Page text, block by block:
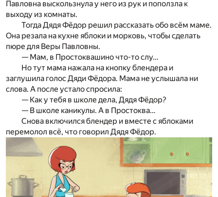
Павловна выскользнула у него из рук и поползла к
выходу из комнаты.
Тогда Дядя Фёдор решил рассказать обо всём маме.
Она резала на кухне яблоки и морковь, чтобы сделать
пюре для Веры Павловны.
— Мам, в Простоквашино что-то слу…
Но тут мама нажала на кнопку блендера и
заглушила голос Дяди Фёдора. Мама не услышала ни
слова. А после устало спросила:
— Как у тебя в школе дела, Дядя Фёдор?
— В школе каникулы. А в Простоква…
Снова включился блендер и вместе с яблоками
перемолол всё, что говорил Дядя Фёдор.